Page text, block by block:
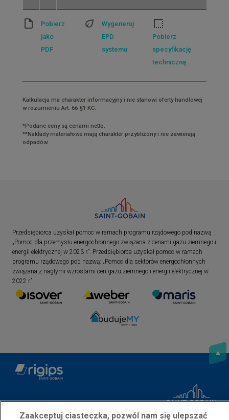
Pobierz
jako
PDF
Wygeneruj
EPD
systemu
Pobierz
specyfikację
techniczną
Kalkulacja ma charakter informacyjny i nie stanowi oferty handlowej
w rozumieniu Art. 66 §1 KC.
*Podane ceny są cenami netto.
**Nakłady materiałowe mają charakter przybliżony i nie zawierają
odpadów.
Polityka prywatności Skontaktuj się z nami
Przedsiębiorca uzyskał pomoc w ramach programu rządowego pod nazwą
„Pomoc dla przemysłu energochłonnego związana z cenami gazu ziemnego i
energii elektrycznej w 2023 r.”. Przedsiębiorca uzyskał pomoc w ramach
programu rządowego pod nazwą: „Pomoc dla sektorów energochłonnych
związana z nagłymi wzrostami cen gazu ziemnego i energii elektrycznej w
2022 r.”
Zaakceptuj ciasteczka, pozwól nam się ulepszać